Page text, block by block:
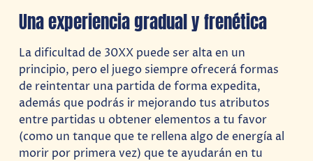
Una experiencia gradual y frenética
La dificultad de 30XX puede ser alta en un
principio, pero el juego siempre ofrecerá formas
de reintentar una partida de forma expedita,
además que podrás ir mejorando tus atributos
entre partidas u obtener elementos a tu favor
(como un tanque que te rellena algo de energía al
morir por primera vez) que te ayudarán en tu